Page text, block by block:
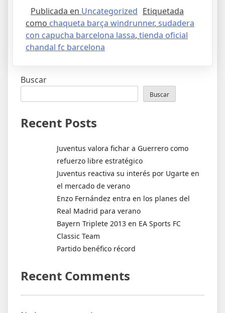
Publicada en Uncategorized Etiquetada
como chaqueta barça windrunner, sudadera
con capucha barcelona lassa, tienda oficial
chandal fc barcelona
Buscar
Buscar
Recent Posts
Juventus valora fichar a Guerrero como
refuerzo libre estratégico
Juventus reactiva su interés por Ugarte en
el mercado de verano
Enzo Fernández entra en los planes del
Real Madrid para verano
Bayern Triplete 2013 en EA Sports FC
Classic Team
Partido benéfico récord
Recent Comments